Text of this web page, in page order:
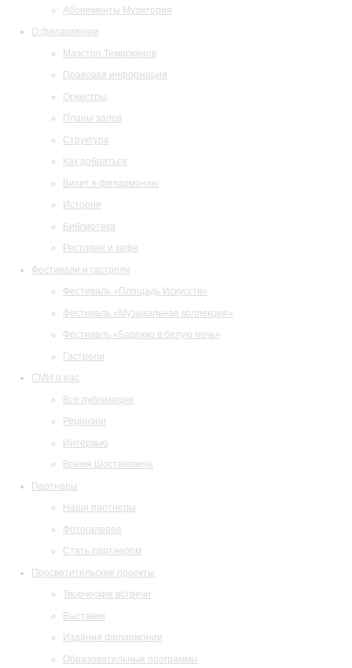
Абонементы Музитория
О филармонии
Маэстро Темирканов
Правовая информация
Оркестры
Планы залов
Структура
Как добраться
Визит в филармонию
История
Библиотека
Ресторан и кафе
Фестивали и гастроли
Фестиваль «Площадь Искусств»
Фестиваль «Музыкальная коллекция»
Фестиваль «Барокко в белую ночь»
Гастроли
СМИ о нас
Все публикации
Рецензии
Интервью
Время Шостаковича
Партнеры
Наши партнеры
Фотогалерея
Стать партнером
Просветительские проекты
Творческие встречи
Выставки
Издания филармонии
Образовательные программы